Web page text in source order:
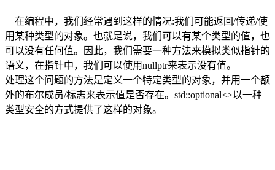
在编程中，我们经常遇到这样的情况:我们可能返回/传递/使
用某种类型的对象。也就是说，我们可以有某个类型的值，也
可以没有任何值。因此，我们需要一种方法来模拟类似指针的
语义，在指针中，我们可以使用nullptr来表示没有值。
处理这个问题的方法是定义一个特定类型的对象，并用一个额
外的布尔成员/标志来表示值是否存在。std::optional<>以一种
类型安全的方式提供了这样的对象。